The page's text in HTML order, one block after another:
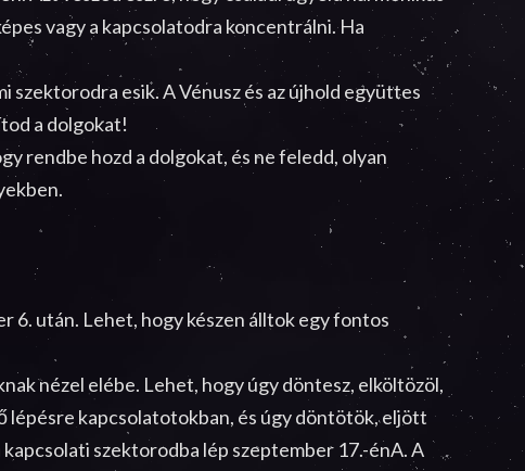
vagy a kapcsolatodra koncentrálni. Ha
szektorodra esik. A Vénusz és az újhold együttes
a dolgokat!
rendbe hozd a dolgokat, és ne feledd, olyan
6. után. Lehet, hogy készen álltok egy fontos
nézel elébe. Lehet, hogy úgy döntesz, elköltözöl,
lépésre kapcsolatotokban, és úgy döntötök, eljött
kapcsolati szektorodba lép szeptember 17.-énA. A